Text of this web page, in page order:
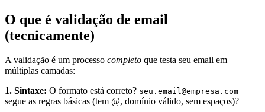
O que é validação de email
(tecnicamente)
A validação é um processo completo que testa seu email em
múltiplas camadas:
1. Sintaxe: O formato está correto? seu.email@empresa.com
segue as regras básicas (tem @, domínio válido, sem espaços)?